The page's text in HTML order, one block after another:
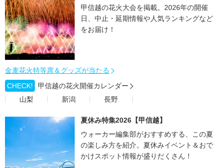
甲信越の花火大会を掲載。2026年の開催
日、中止・延期情報や人気ランキングなど
をお届け！
金麦花火特等席＆グッズが当たる
CHECK!
甲信越の花火開催カレンダー
山梨
新潟 長野
夏休み特集2026【甲信越】
ウォーカー編集部がおすすめする、この夏
の楽しみ方を紹介。夏休みイベント＆おで
かけスポット情報が盛りだくさん！